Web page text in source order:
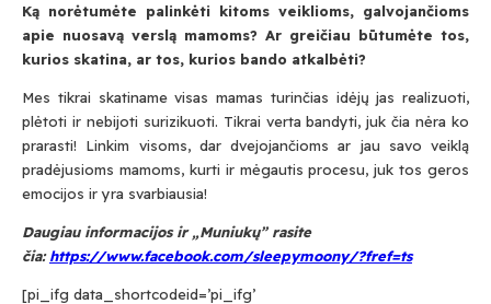
Ką norėtumėte palinkėti kitoms veiklioms, galvojančioms
apie nuosavą verslą mamoms? Ar greičiau būtumėte tos,
kurios skatina, ar tos, kurios bando atkalbėti?
Mes tikrai skatiname visas mamas turinčias idėjų jas realizuoti,
plėtoti ir nebijoti surizikuoti. Tikrai verta bandyti, juk čia nėra ko
prarasti! Linkim visoms, dar dvejojančioms ar jau savo veiklą
pradėjusioms mamoms, kurti ir mėgautis procesu, juk tos geros
emocijos ir yra svarbiausia!
Daugiau informacijos ir „Muniukų” rasite
čia:https://www.facebook.com/sleepymoony/?fref=ts
[pi_ifg data_shortcodeid=’pi_ifg’